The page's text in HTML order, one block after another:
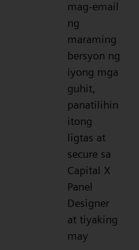
mag-email
ng
maraming
bersyon ng
iyong mga
guhit,
panatilihin
itong
ligtas at
secure sa
Capital X
Panel
Designer
at tiyaking
may